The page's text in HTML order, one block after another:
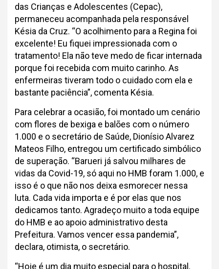
das Crianças e Adolescentes (Cepac),
permaneceu acompanhada pela responsável
Késia da Cruz. “O acolhimento para a Regina foi
excelente! Eu fiquei impressionada com o
tratamento! Ela não teve medo de ficar internada
porque foi recebida com muito carinho. As
enfermeiras tiveram todo o cuidado com ela e
bastante paciência”, comenta Késia.
Para celebrar a ocasião, foi montado um cenário
com flores de bexiga e balões com o número
1.000 e o secretário de Saúde, Dionísio Alvarez
Mateos Filho, entregou um certificado simbólico
de superação. “Barueri já salvou milhares de
vidas da Covid-19, só aqui no HMB foram 1.000, e
isso é o que não nos deixa esmorecer nessa
luta. Cada vida importa e é por elas que nos
dedicamos tanto. Agradeço muito a toda equipe
do HMB e ao apoio administrativo desta
Prefeitura. Vamos vencer essa pandemia”,
declara, otimista, o secretário.
“Hoje é um dia muito especial para o hospital.